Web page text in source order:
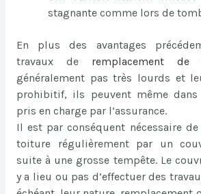
stagnante comme lors de
En plus des avantages
travaux de
remplacement de
généralement pas très lourds et
prohibitif, ils peuvent même dans
pris en charge par l’assurance.
Il est par conséquent nécessaire
toiture régulièrement par un
suite à une grosse tempête. Le
y a lieu ou pas d’effectuer des